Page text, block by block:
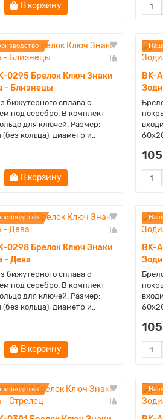
В корзину
0295 Брелок Ключ Знаки
- Близнецы
бижутерного сплава с
под серебро. В комплект
для ключей. Размер:
кольца), диаметр и..
В корзину
BK-
0298 Брелок Ключ Знаки
- Дева
бижутерного сплава с
под серебро. В комплект
для ключей. Размер:
кольца), диаметр и..
В корзину
BK-